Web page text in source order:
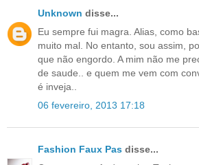
Unknown disse...
Eu sempre fui magra. Alias, como
muito mal. No entanto, sou assim,
que não engordo. A mim não me
de saude.. e quem me vem com
é inveja..
06 fevereiro, 2013 17:18
Fashion Faux Pas disse...